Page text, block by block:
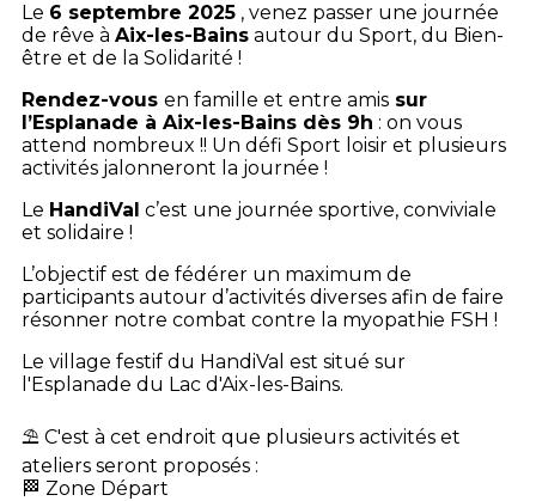
Le 6 septembre 2025 , venez passer une journée
de rêve à Aix-les-Bains autour du Sport, du Bien-
être et de la Solidarité !
Rendez-vous en famille et entre amis sur
l’Esplanade à Aix-les-Bains dès 9h : on vous
attend nombreux !! Un défi Sport loisir et plusieurs
activités jalonneront la journée !
Le HandiVal c’est une journée sportive, conviviale
et solidaire !
L’objectif est de fédérer un maximum de
participants autour d’activités diverses afin de faire
résonner notre combat contre la myopathie FSH !
Le village festif du HandiVal est situé sur
l'Esplanade du Lac d'Aix-les-Bains.
⛱️ C'est à cet endroit que plusieurs activités et
ateliers seront proposés :
🏁 Zone Départ